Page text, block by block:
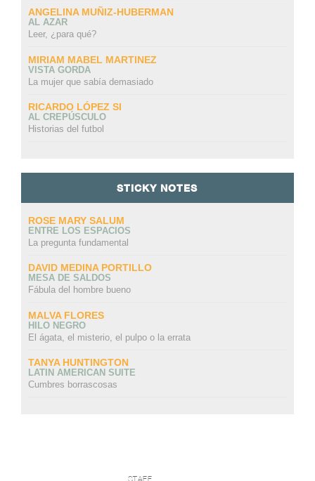
ANGELINA MUÑIZ-HUBERMAN
AL AZAR
Leer, ¿para qué?
MIRIAM MABEL MARTINEZ
VISTA GORDA
La mujer que sabía demasiado
RICARDO LÓPEZ SI
AL CREPÚSCULO
Historias del futbol
STICKY NOTES
ROSE MARY SALUM
ENTRE LOS ESPACIOS
La pregunta fundamental
DAVID MEDINA PORTILLO
MESA DE SALDOS
Fábula del hombre bueno
MALVA FLORES
HILO NEGRO
El ágata, el misterio, el pulpo o la errata
TANYA HUNTINGTON
LATIN AMERICAN SUITE
Cumbres borrascosas